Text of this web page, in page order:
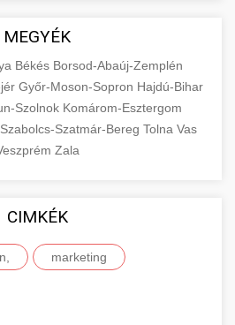
MEGYÉK
Békés Borsod-Abaúj-Zemplén
Győr-Moson-Sopron Hajdú-Bihar
Szolnok Komárom-Esztergom
Szabolcs-Szatmár-Bereg Tolna Vas
Zala
CIMKÉK
marketing